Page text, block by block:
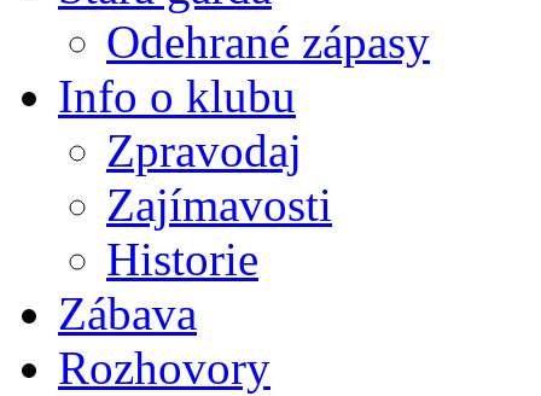
Odehrané zápasy
Info o klubu
Zpravodaj
Zajímavosti
Historie
Zábava
Rozhovory